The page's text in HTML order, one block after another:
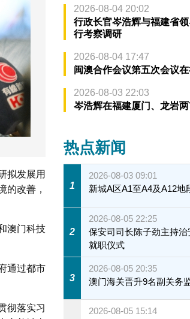
拟发展用
的改善，
澳门科技
通过都市
彻落实习
2026-08-04 20:02
行政长官岑浩辉与福建省
行考察调研
2026-08-04 17:47
闽澳合作会议第五次会议
2026-08-03 22:03
岑浩辉在福建厦门、龙岩
热点新闻
1
2026-08-03 09:01
新城A区A1至A4及A12地
2
2026-08-05 22:25
保安司司长陈子劲主持
就职仪式
3
2026-08-05 20:35
澳门海关晋升9名副关务
2026-08-05 15:14